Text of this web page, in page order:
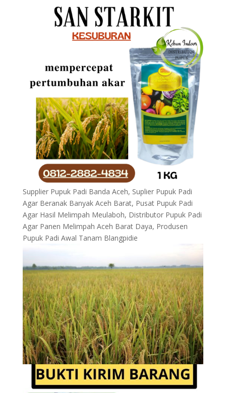
Supplier Pupuk Padi Banda Aceh, Suplier Pupuk Padi
Agar Beranak Banyak Aceh Barat, Pusat Pupuk Padi
Agar Hasil Melimpah Meulaboh, Distributor Pupuk Padi
Agar Panen Melimpah Aceh Barat Daya, Produsen
Pupuk Padi Awal Tanam Blangpidie